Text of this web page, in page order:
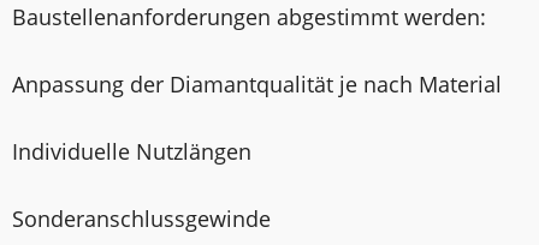
Baustellenanforderungen abgestimmt werden:
Anpassung der Diamantqualität je nach Material
Individuelle Nutzlängen
Sonderanschlussgewinde